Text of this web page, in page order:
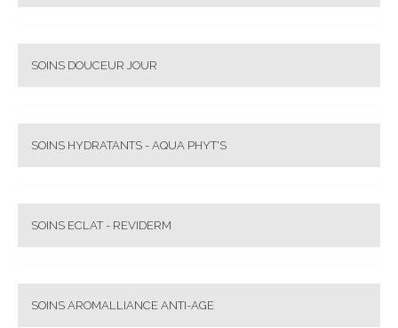
SOINS DOUCEUR JOUR
SOINS HYDRATANTS - AQUA PHYT'S
SOINS ECLAT - REVIDERM
SOINS AROMALLIANCE ANTI-AGE